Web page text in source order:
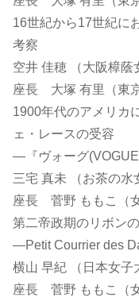
16世紀から17世紀に
考察
空井 佳穂 （大阪樟蔭
座長 大塚 有里（東
1900年代のアメリカ
ェ・レースの受容
―『ヴォーグ
三宅 真未 （お茶の水
座長 菅野 ももこ（
第二帝政期のリボン
―Petit Courrier des
横山 早紀 （日本女子
座長 菅野 ももこ（